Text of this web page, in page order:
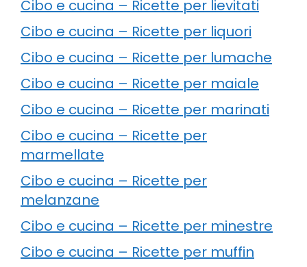
Cibo e cucina – Ricette per lievitati
Cibo e cucina – Ricette per liquori
Cibo e cucina – Ricette per lumache
Cibo e cucina – Ricette per maiale
Cibo e cucina – Ricette per marinati
Cibo e cucina – Ricette per
marmellate
Cibo e cucina – Ricette per
melanzane
Cibo e cucina – Ricette per minestre
Cibo e cucina – Ricette per muffin